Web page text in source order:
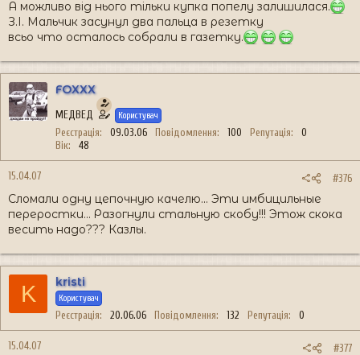
А можливо від нього тільки купка попелу залишилася.
З.І. Мальчик засунул два пальца в резетку
всьо что осталось собрали в газетку.
FOXXX
МЕДВЕД Користувач
Реєстрація 09.03.06 Повідомлення 100 Репутація
0
Вік
48
15.04.07 #376
Сломали одну цепочную качелю... Эти имбицильные
переростки... Разогнули стальную скобу!!! Этож скока
весить надо??? Казлы.
K kristi
Користувач
Реєстрація 20.06.06 Повідомлення 132 Репутація 0
15.04.07 #377